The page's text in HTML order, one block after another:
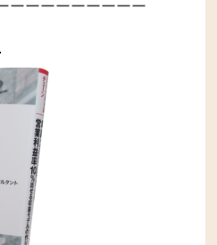
ーーーーーーーーー